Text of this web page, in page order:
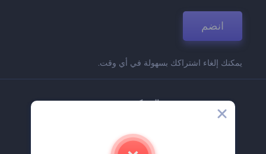
انضم
يمكنك إلغاء اشتراكك بسهولة في أي وقت.
الشركة
اتصل بنا